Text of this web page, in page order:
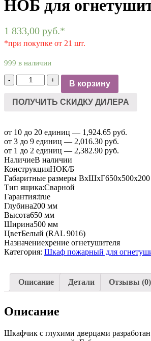
НОБ для
1 833,00 руб.*
*при покупке от 21 шт.
999 в наличии
-
Количество
товара
Шкаф
пожарный
для
огнетушителя
+ В корзину
ПОЛУЧИТЬ СКИДКУ ДИЛЕРА
от 10 до 20 единиц — 1,924.65 руб.
от 3 до 9 единиц — 2,016.30 руб.
от 1 до 2 единиц — 2,382.90 руб.
НаличиеВ наличии
КонструкцияНОК/Б
Габаритные размеры ВхШхГ650х500х200
Тип ящика:Сварной
Гарантия:true
Глубина200 мм
Высота650 мм
Ширина500 мм
ЦветБелый (RAL 9016)
Назначениехрение огнетушителя
Категория: Шкаф пожарный для
Описание Детали Отзывы (0)
Описание
Шкафчик с глухими дверцами